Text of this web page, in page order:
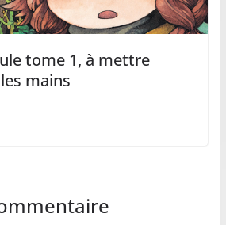
tome 1, à mettre
mains